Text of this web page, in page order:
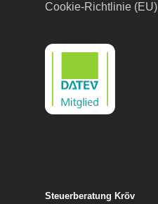
Cookie-Richtlinie (EU)
Steuerberatung Kröv